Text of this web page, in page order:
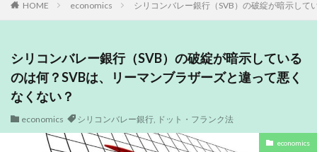
HOME economics シリコンバレー銀行（SVB）の破綻が暗示して
シリコンバレー銀行（SVB）の破綻が暗示している
のは何？SVBは、リーマンブラザーズと違って悪く
なくない？
economics シリコンバレー銀行, ドット・フランク法
economics